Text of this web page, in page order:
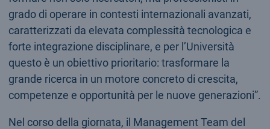
grado di operare in contesti internazionali avanzati,
caratterizzati da elevata complessità tecnologica e
forte integrazione disciplinare, e per l’Università
questo è un obiettivo prioritario: trasformare la
grande ricerca in un motore concreto di crescita,
competenze e opportunità per le nuove generazioni”.
Nel corso della giornata, il Management Team del